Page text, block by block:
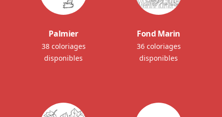
Palmier
38 coloriages
disponibles
Fond Marin
36 coloriages
disponibles